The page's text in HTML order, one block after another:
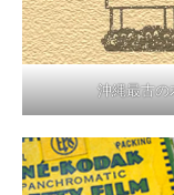
沖縄最古の